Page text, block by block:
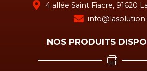
4 allée Saint Fiacre, 91620
NOS PRODUITS